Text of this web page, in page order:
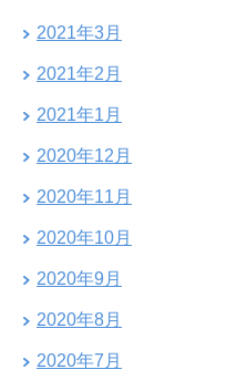
2021年3月
2021年2月
2021年1月
2020年12月
2020年11月
2020年10月
2020年9月
2020年8月
2020年7月